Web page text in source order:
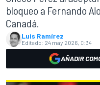
bloqueo a Fernando
Canadá.
Luis Ramírez
Editado: 24 may 2026, 0:34
AÑADIR